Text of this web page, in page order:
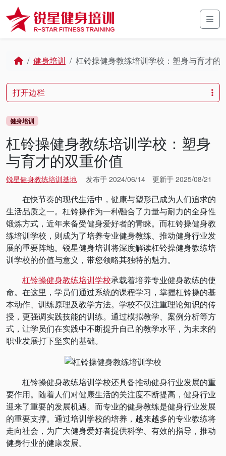
Skip to content
Skip to footer
Home健身培训 杠铃操健身教练培训学校：塑身与育才的
健身培训
杠铃操健身教练培训学校：塑身
与育才的双重价值
锐星健身教练培训基地 发布于 2024/06/14 更新于 2025/08/21
在快节奏的现代生活中，健康与塑形已成为人们追求的
生活品质之一。杠铃操作为一种融合了力量与耐力的全身性
锻炼方式，近年来备受健身爱好者的青睐。而杠铃操健身教
练培训学校，则成为了培养专业健身教练、推动健身行业发
展的重要阵地。锐星健身培训将深度解读杠铃操健身教练培
训学校的价值与意义，带您领略其独特的魅力。
杠铃操健身教练培训学校承载着培养专业健身教练的使
命。在这里，学员们通过系统的课程学习，掌握杠铃操的基
本动作、训练原理及教学方法。学校不仅注重理论知识的传
授，更强调实践技能的训练。通过模拟教学、案例分析等方
式，让学员们在实践中不断提升自己的教学水平，为未来的
职业发展打下坚实的基础。
杠铃操健身教练培训学校还具备推动健身行业发展的重
要作用。随着人们对健康生活的关注度不断提高，健身行业
迎来了重要的发展机遇。而专业的健身教练是健身行业发展
的重要支撑。通过培训学校的培养，越来越多的专业教练将
走向社会，为广大健身爱好者提供科学、有效的指导，推动
健身行业的健康发展。
打开边栏